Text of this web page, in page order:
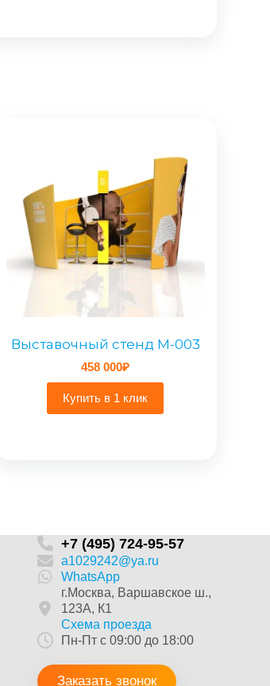
Выставочный стенд M-003
458 000₽
Купить в 1 клик
+7 (495) 724-95-57
a1029242@ya.ru
WhatsApp
г.Москва, Варшавское ш.,
123А, К1
Схема проезда
Пн-Пт с 09:00 до 18:00
Заказать звонок